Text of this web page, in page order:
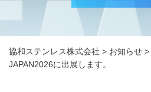
協和ステンレス株式会社 > お知らせ >
JAPAN2026に出展します。